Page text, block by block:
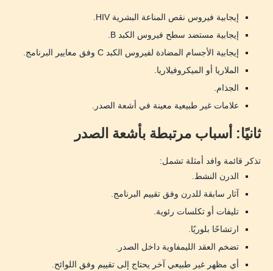
إيجابية فيروس نقص المناعة البشرية HIV.
إيجابية مستضد سطح فيروس الكبد B.
إيجابية الأجسام المضادة لفيروس الكبد C وفق معايير البرنامج.
الملاريا أو الميكروفيلاريا.
الجذام.
علامات غير طبيعية معينة في أشعة الصدر.
ثانيًا: أسباب مرتبطة بأشعة الصدر
تذكر قائمة وافد أمثلة تشمل:
الدرن النشط.
آثار سابقة للدرن وفق تقييم البرنامج.
تليفات أو تكلسات رئوية.
ارتشاحًا بلوريًا.
تضخم العقد الليمفاوية داخل الصدر.
أي مظهر غير طبيعي آخر يحتاج إلى تقييم وفق اللوائح.